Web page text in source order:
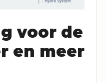
voor de
en meer